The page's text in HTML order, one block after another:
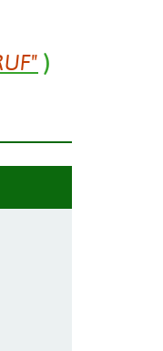
)